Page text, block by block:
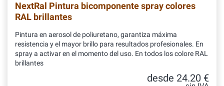
NextRal Pintura bicomponente spray colores
RAL brillantes
Pintura en aerosol de poliuretano, garantiza máxima
resistencia y el mayor brillo para resultados profesionales. En
spray a activar en el momento del uso. En todos los colore RAL
brillantes
desde 24.20 €